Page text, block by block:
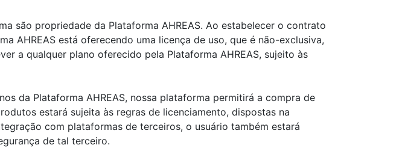
são propriedade da Plataforma AHREAS. Ao estabelecer o contrato
AHREAS está oferecendo uma licença de uso, que é não-exclusiva,
a qualquer plano oferecido pela Plataforma AHREAS, sujeito às
da Plataforma AHREAS, nossa plataforma permitirá a compra de
estará sujeita às regras de licenciamento, dispostas na
com plataformas de terceiros, o usuário também estará
de tal terceiro.